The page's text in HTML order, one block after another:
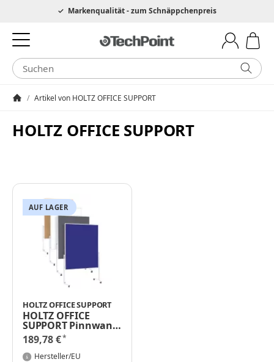
Hotline 0049 6205 3079975Markenqualität - zum Schnäppchenpreis
/ Artikel von HOLTZ OFFICE SUPPORT
HOLTZ OFFICE SUPPORT
AUF LAGER
HOLTZ OFFICE SUPPORT
HOLTZ OFFICE
SUPPORT Pinnwand
- 1200 x 1500 mm -
doppelseitig
189,78 €*
Hersteller/EU